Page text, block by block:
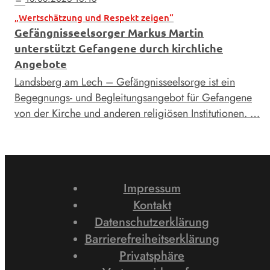
„Wertschätzung und Respekt zeigen“
Gefängnisseelsorger Markus Martin
unterstützt Gefangene durch kirchliche
Angebote
Landsberg am Lech – Gefängnisseelsorge ist ein
Begegnungs- und Begleitungsangebot für Gefangene
von der Kirche und anderen religiösen Institutionen. …
Impressum
Kontakt
Datenschutzerklärung
Barrierefreiheitserklärung
Privatsphäre